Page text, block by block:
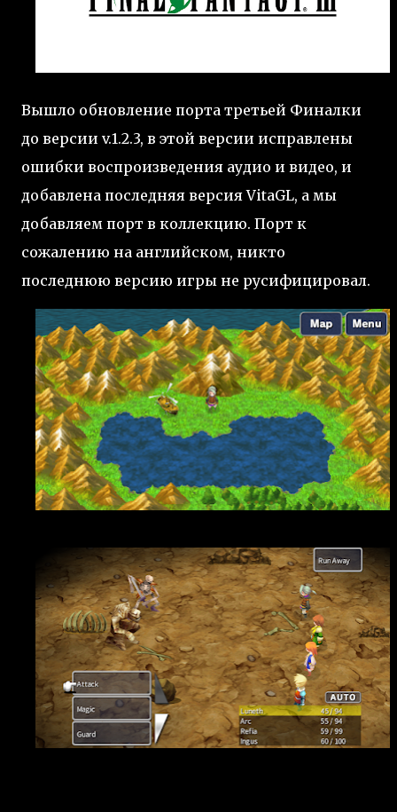
Вышло обновление порта третьей Финалки
до версии v.1.2.3, в этой версии исправлены
ошибки воспроизведения аудио и видео, и
добавлена последняя версия VitaGL, а мы
добавляем порт в коллекцию. Порт к
сожалению на английском, никто
последнюю версию игры не русифицировал.